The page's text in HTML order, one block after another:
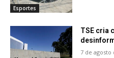
Esportes
TSE cria
7 de agosto